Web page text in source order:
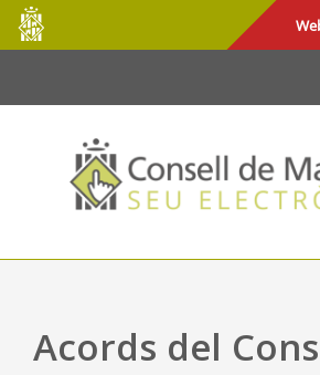
Salta al contingut principal
Consell
de
Mallorca
Acords del